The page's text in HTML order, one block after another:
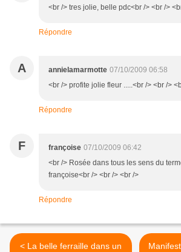
<br /> tres jolie, belle pdc<br /> <br />
Répondre
A annielamarmotte 07/10/2009 06:58
<br /> profite jolie fleur .....<br /> <br />
Répondre
F françoise 07/10/2009 06:42
<br /> Rosée dans tous les sens du
françoise<br /> <br /> <br />
Répondre
< La belle ferraille dans un